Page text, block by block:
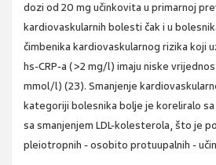
dozi od 20 mg učinkovita u primarnoj
kardiovaskularnih bolesti čak i u
čimbenika kardiovaskularnog rizika koji
hs-CRP-a (>2 mg/l) imaju niske
mmol/l) (23). Smanjenje
kategoriji bolesnika bolje je koreliralo sa
sa smanjenjem LDL-kolesterola, što je
pleiotropnih - osobito protuupalnih -